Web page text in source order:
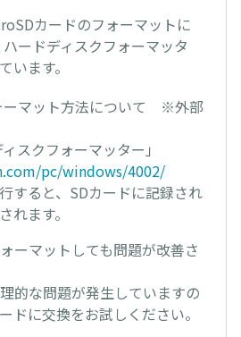
カードのフォーマットに
ードディスクフォーマッタ
います。
ーマット方法について ※外部
スクフォーマッター」
pc/windows/4002/
すると、SDカードに記録され
れます。
ーマットしても問題が改善さ
的な問題が発生していますの
ドに交換をお試しください。